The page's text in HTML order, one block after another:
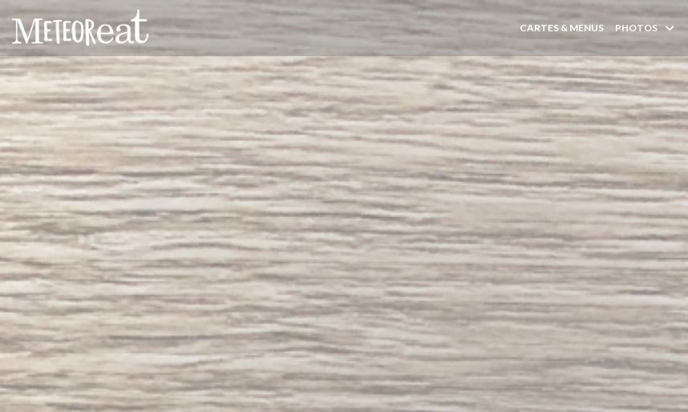
Personnalisation de vos choix en matière de cookies
CARTES & MENUS PHOTOS